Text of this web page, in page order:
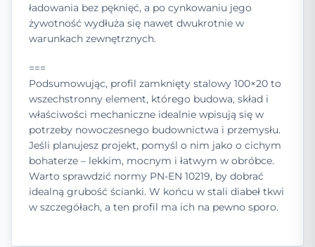
ładowania bez pęknięć, a po cynkowaniu jego
żywotność wydłuża się nawet dwukrotnie w
warunkach zewnętrznych.
===
Podsumowując, profil zamknięty stalowy 100×20 to
wszechstronny element, którego budowa, skład i
właściwości mechaniczne idealnie wpisują się w
potrzeby nowoczesnego budownictwa i przemysłu.
Jeśli planujesz projekt, pomyśl o nim jako o cichym
bohaterze – lekkim, mocnym i łatwym w obróbce.
Warto sprawdzić normy PN-EN 10219, by dobrać
idealną grubość ścianki. W końcu w stali diabeł tkwi
w szczegółach, a ten profil ma ich na pewno sporo.